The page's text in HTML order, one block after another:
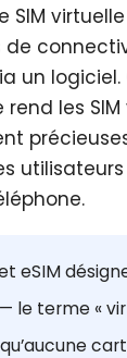
SIM
un
les SIM
eSIM
le terme «